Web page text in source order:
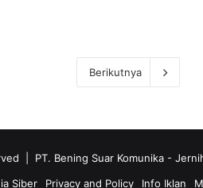
Berikutnya
| PT. Bening Suar Komunika -
Siber Privacy and Policy Info Iklan